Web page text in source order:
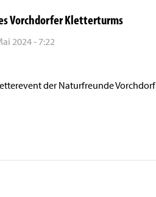
Vorchdorfer Kletterturms
2024 - 7:22
der Naturfreunde Vorchdorf